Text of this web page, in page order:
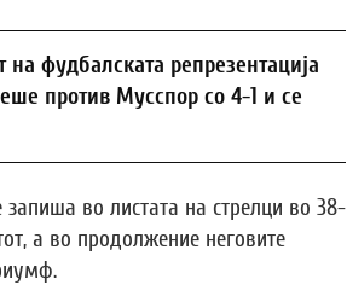
фудбалската репрезентација
против Мусспор со 4-1 и се
во листата на стрелци во 38-
а во продолжение неговите